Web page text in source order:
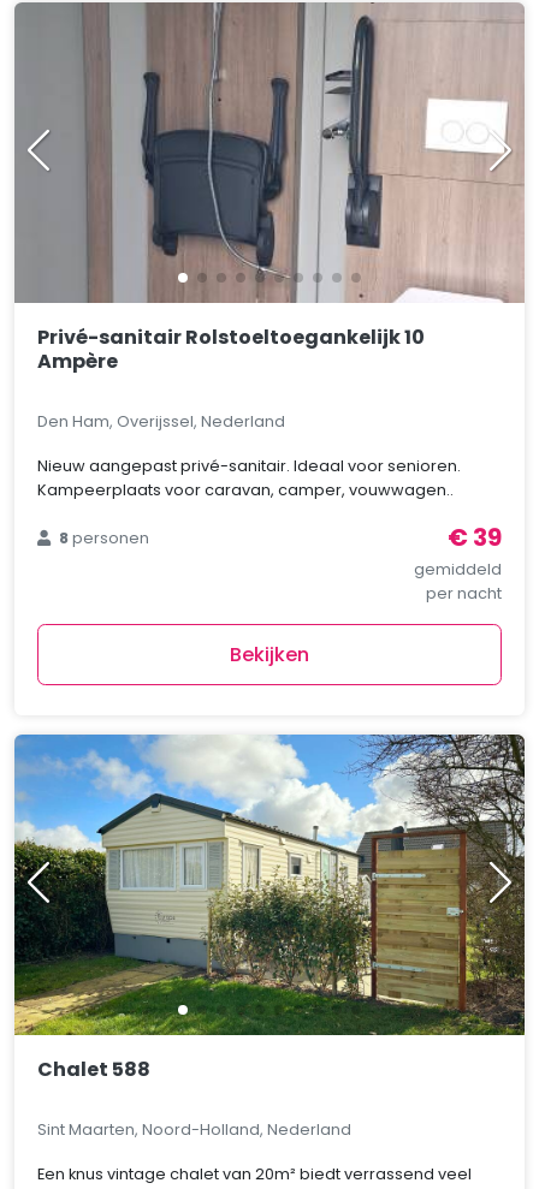
Privé-sanitair Rolstoeltoegankelijk 10
Ampère
Den Ham, Overijssel, Nederland
Nieuw aangepast privé-sanitair. Ideaal voor senioren.
Kampeerplaats voor caravan, camper, vouwwagen..
8personen € 39
gemiddeld
per nacht
Bekijken
Chalet 588
Sint Maarten, Noord-Holland, Nederland
Een knus vintage chalet van 20m² biedt verrassend veel